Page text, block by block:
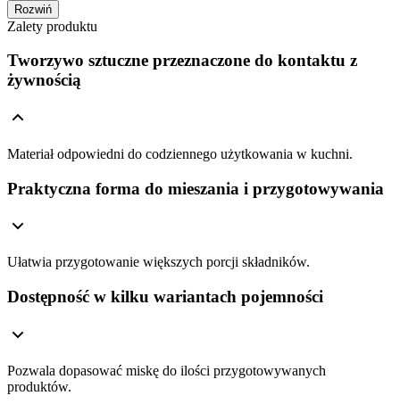
Rozwiń
Zalety produktu
Tworzywo sztuczne przeznaczone do kontaktu z
żywnością
Materiał odpowiedni do codziennego użytkowania w kuchni.
Praktyczna forma do mieszania i przygotowywania
Ułatwia przygotowanie większych porcji składników.
Dostępność w kilku wariantach pojemności
Pozwala dopasować miskę do ilości przygotowywanych
produktów.